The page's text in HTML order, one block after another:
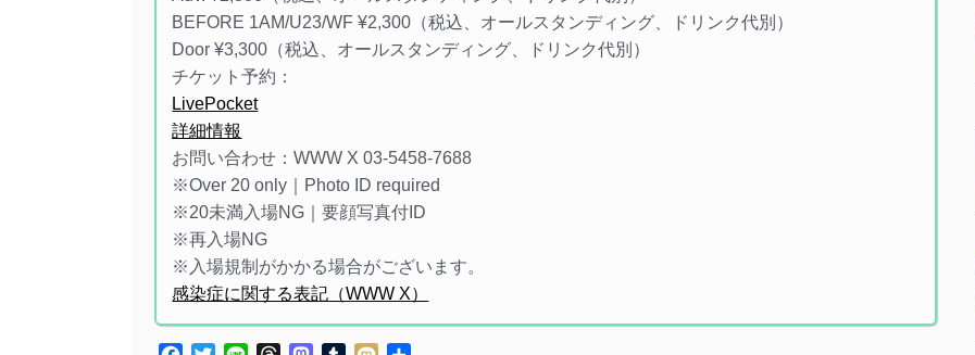
BEFORE 1AM/U23/WF ¥2,300（税込、オールスタンディング、ドリンク代別）
Door ¥3,300（税込、オールスタンディング、ドリンク代別）
チケット予約：
LivePocket
詳細情報
お問い合わせ：WWW X 03-5458-7688
※Over 20 only｜Photo ID required
※20未満入場NG｜要顔写真付ID
※再入場NG
※入場規制がかかる場合がございます。
感染症に関する表記（WWW X）